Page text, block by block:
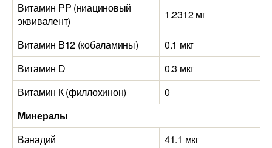
Витамин PP (ниациновый
эквивалент)
1.2312 мг
Витамин B12 (кобаламины)
0.1 мкг
Витамин D
0.3 мкг
Витамин К (филлохинон)
0
Минералы
Ванадий
41.1 мкг